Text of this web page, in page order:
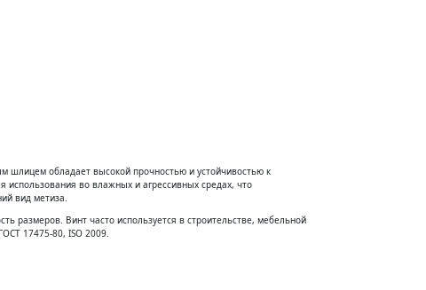
шлицем обладает высокой прочностью и устойчивостью к
во влажных и агрессивных средах, что
вид метиза.
размеров. Винт часто используется в строительстве, мебельной
17475-80, ISO 2009.